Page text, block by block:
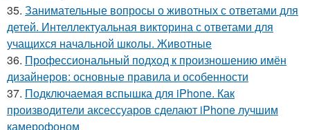
35. Занимательные вопросы о животных с ответами для
детей. Интеллектуальная викторина с ответами для
учащихся начальной школы. Животные
36. Профессиональный подход к произношению имён
дизайнеров: основные правила и особенности
37. Подключаемая вспышка для iPhone. Как
производители аксессуаров сделают iPhone лучшим
камерофоном